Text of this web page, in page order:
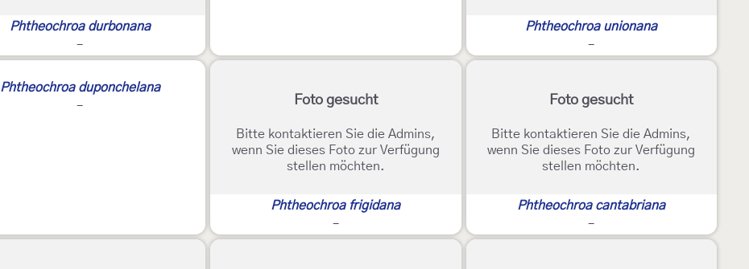
Phtheochroa durbonana
-
Phtheochroa unionana
-
Phtheochroa duponchelana
- Foto gesucht
Bitte kontaktieren Sie die Admins,
wenn Sie dieses Foto zur Verfügung
stellen möchten.
Phtheochroa frigidana
-
Foto gesucht
Bitte kontaktieren Sie die Admins,
wenn Sie dieses Foto zur Verfügung
stellen möchten.
Phtheochroa cantabriana
-